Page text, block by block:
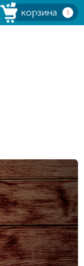
корзина 1